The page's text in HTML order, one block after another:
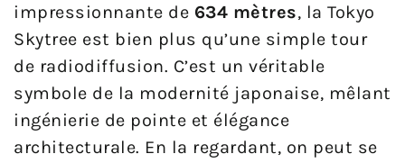
impressionnante de 634 mètres, la Tokyo
Skytree est bien plus qu’une simple tour
de radiodiffusion. C’est un véritable
symbole de la modernité japonaise, mêlant
ingénierie de pointe et élégance
architecturale. En la regardant, on peut se